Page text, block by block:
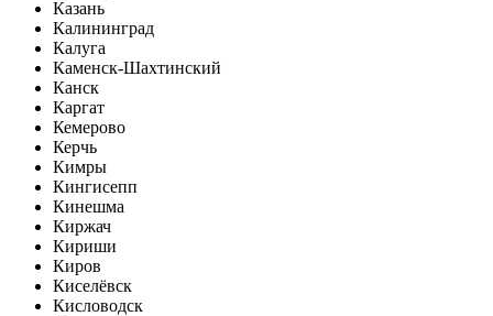
Казань
Калининград
Калуга
Каменск-Шахтинский
Канск
Каргат
Кемерово
Керчь
Кимры
Кингисепп
Кинешма
Киржач
Кириши
Киров
Киселёвск
Кисловодск